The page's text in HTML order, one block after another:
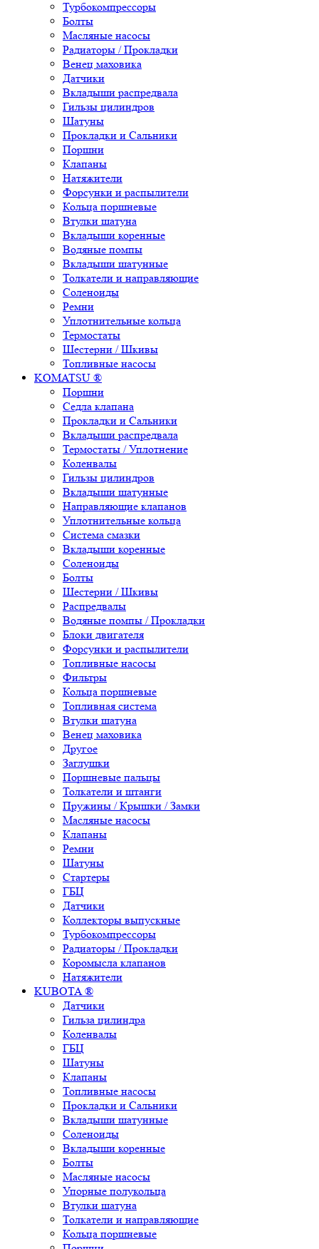
Турбокомпрессоры
Болты
Масляные насосы
Радиаторы / Прокладки
Венец маховика
Датчики
Вкладыши распредвала
Гильзы цилиндров
Шатуны
Прокладки и Сальники
Поршни
Клапаны
Натяжители
Форсунки и распылители
Кольца поршневые
Втулки шатуна
Вкладыши коренные
Водяные помпы
Вкладыши шатунные
Толкатели и направляющие
Соленоиды
Ремни
Уплотнительные кольца
Термостаты
Шестерни / Шкивы
Топливные насосы
KOMATSU ®
Поршни
Седла клапана
Прокладки и Сальники
Вкладыши распредвала
Термостаты / Уплотнение
Коленвалы
Гильзы цилиндров
Вкладыши шатунные
Направляющие клапанов
Уплотнительные кольца
Система смазки
Вкладыши коренные
Соленоиды
Болты
Шестерни / Шкивы
Распредвалы
Водяные помпы / Прокладки
Блоки двигателя
Форсунки и распылители
Топливные насосы
Фильтры
Кольца поршневые
Топливная система
Втулки шатуна
Венец маховика
Другое
Заглушки
Поршневые пальцы
Толкатели и штанги
Пружины / Крышки / Замки
Масляные насосы
Клапаны
Ремни
Шатуны
Стартеры
ГБЦ
Датчики
Коллекторы выпускные
Турбокомпрессоры
Радиаторы / Прокладки
Коромысла клапанов
Натяжители
KUBOTA ®
Датчики
Гильза цилиндра
Коленвалы
ГБЦ
Шатуны
Клапаны
Топливные насосы
Прокладки и Сальники
Вкладыши шатунные
Соленоиды
Вкладыши коренные
Болты
Масляные насосы
Упорные полукольца
Втулки шатуна
Толкатели и направляющие
Кольца поршневые